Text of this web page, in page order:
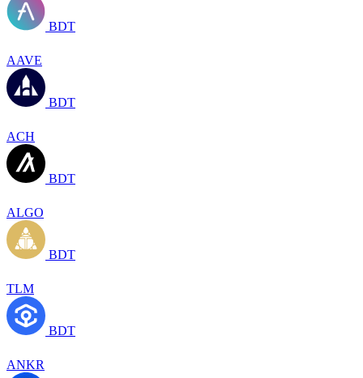
BDT
AAVE
BDT
ACH
BDT
ALGO
BDT
TLM
BDT
ANKR